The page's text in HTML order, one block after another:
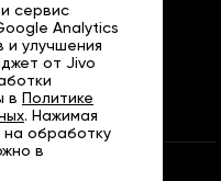
Выборгская
Гражданский проспект
Девяткино
Кировский завод
Ленинский проспект
2007 - 2026
сервис
Analytics
и улучшения
от Jivo
в Политике
. Нажимая
на обработку
в